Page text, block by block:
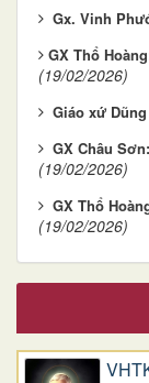
Gx. Vinh
​​​​​​​GX Thổ
(19/02/2026)
Giáo xứ
GX Châu
(19/02/2026)
GX Thổ
(19/02/2026)